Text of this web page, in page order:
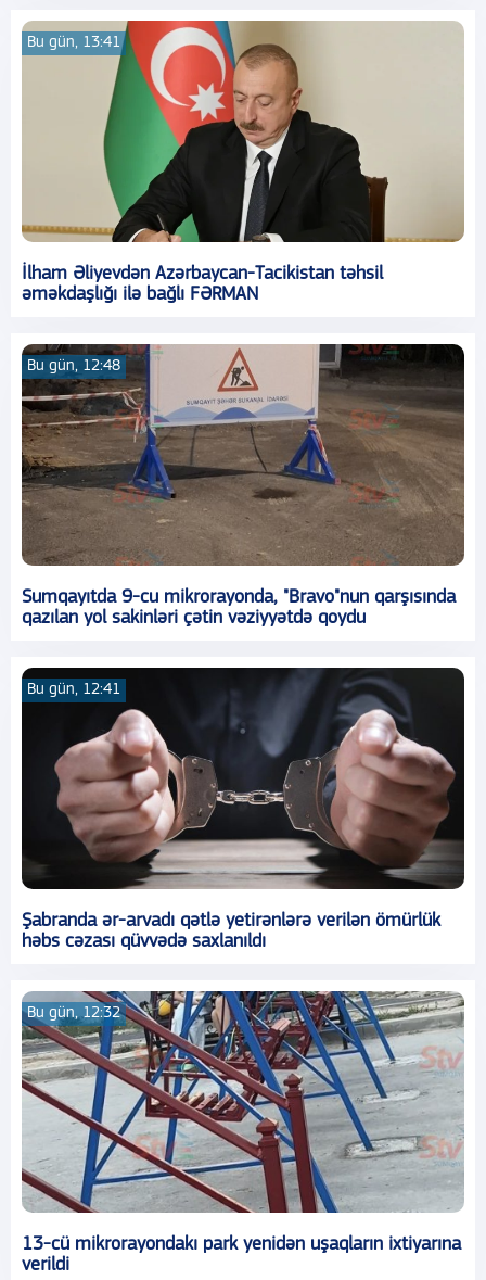
Bu gün, 13:41
İlham Əliyevdən Azərbaycan-Tacikistan təhsil
əməkdaşlığı ilə bağlı FƏRMAN
Bu gün, 12:48
Sumqayıtda 9-cu mikrorayonda, "Bravo"nun qarşısında
qazılan yol sakinləri çətin vəziyyətdə qoydu
Bu gün, 12:41
Şabranda ər-arvadı qətlə yetirənlərə verilən ömürlük
həbs cəzası qüvvədə saxlanıldı
Bu gün, 12:32
13-cü mikrorayondakı park yenidən uşaqların ixtiyarına
verildi